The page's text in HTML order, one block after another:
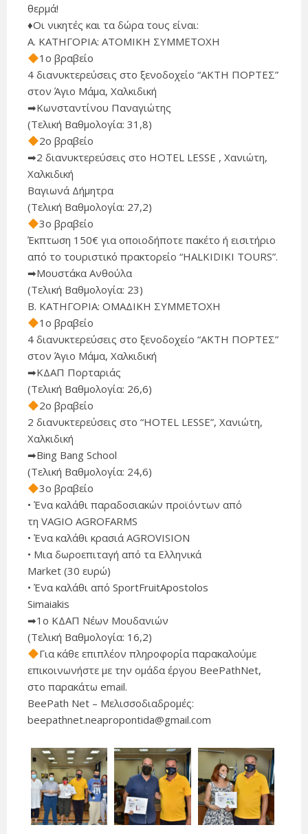
θερμά!
♦Οι νικητές και τα δώρα τους είναι:
Α. ΚΑΤΗΓΟΡΙΑ: ΑΤΟΜΙΚΗ ΣΥΜΜΕΤΟΧΗ
1ο βραβείο
4 διανυκτερεύσεις στο ξενοδοχείο “ΑΚΤΗ ΠΟΡΤΕΣ”
στον Άγιο Μάμα, Χαλκιδική
➡Κωνσταντίνου Παναγιώτης
(Τελική Βαθμολογία: 31,8)
2ο βραβείο
➡2 διανυκτερεύσεις στο HOTEL LESSE , Χανιώτη,
Χαλκιδική
Βαγιωνά Δήμητρα
(Τελική Βαθμολογία: 27,2)
3ο βραβείο
Έκπτωση 150€ για οποιοδήποτε πακέτο ή εισιτήριο
από το τουριστικό πρακτορείο “HALKIDIKI TOURS”.
➡Μουστάκα Ανθούλα
(Τελική Βαθμολογία: 23)
Β. ΚΑΤΗΓΟΡΙΑ: ΟΜΑΔΙΚΗ ΣΥΜΜΕΤΟΧΗ
1ο βραβείο
4 διανυκτερεύσεις στο ξενοδοχείο “ΑΚΤΗ ΠΟΡΤΕΣ”
στον Άγιο Μάμα, Χαλκιδική
➡ΚΔΑΠ Πορταριάς
(Τελική Βαθμολογία: 26,6)
2ο βραβείο
2 διανυκτερεύσεις στο “HOTEL LESSE”, Χανιώτη,
Χαλκιδική
➡Bing Bang School
(Τελική Βαθμολογία: 24,6)
3ο βραβείο
• Ένα καλάθι παραδοσιακών προϊόντων από
τη VAGIO AGROFARMS
• Ένα καλάθι κρασιά AGROVISION
• Μια δωροεπιταγή από τα Ελληνικά
Market (30 ευρώ)
• Ένα καλάθι από SportFruitApostolos
Simaiakis
➡1ο ΚΔΑΠ Νέων Μουδανιών
(Τελική Βαθμολογία: 16,2)
Για κάθε επιπλέον πληροφορία παρακαλούμε
επικοινωνήστε με την ομάδα έργου BeePathNet,
στο παρακάτω email.
BeePath Net – Μελισσοδιαδρομές:
beepathnet.neapropontida@gmail.com